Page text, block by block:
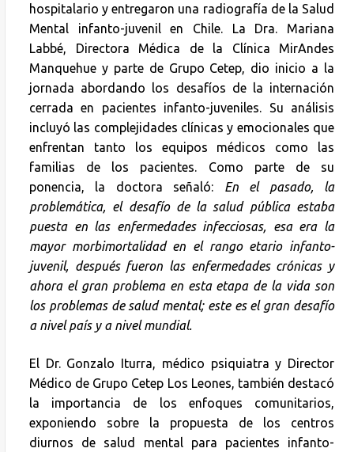
hospitalario y entregaron una radiografía de la Salud
Mental infanto-juvenil en Chile. La Dra. Mariana
Labbé, Directora Médica de la Clínica MirAndes
Manquehue y parte de Grupo Cetep, dio inicio a la
jornada abordando los desafíos de la internación
cerrada en pacientes infanto-juveniles. Su análisis
incluyó las complejidades clínicas y emocionales que
enfrentan tanto los equipos médicos como las
familias de los pacientes. Como parte de su
ponencia, la doctora señaló: En el pasado, la
problemática, el desafío de la salud pública estaba
puesta en las enfermedades infecciosas, esa era la
mayor morbimortalidad en el rango etario infanto-
juvenil, después fueron las enfermedades crónicas y
ahora el gran problema en esta etapa de la vida son
los problemas de salud mental; este es el gran desafío
a nivel país y a nivel mundial.
El Dr. Gonzalo Iturra, médico psiquiatra y Director
Médico de Grupo Cetep Los Leones, también destacó
la importancia de los enfoques comunitarios,
exponiendo sobre la propuesta de los centros
diurnos de salud mental para pacientes infanto-